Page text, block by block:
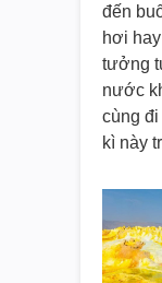
đến
hơi
tưởng
nước
cùng
kì này